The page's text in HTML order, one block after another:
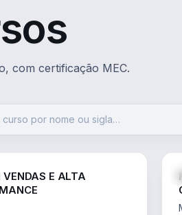
com certificação MEC.
VENDAS E ALTA